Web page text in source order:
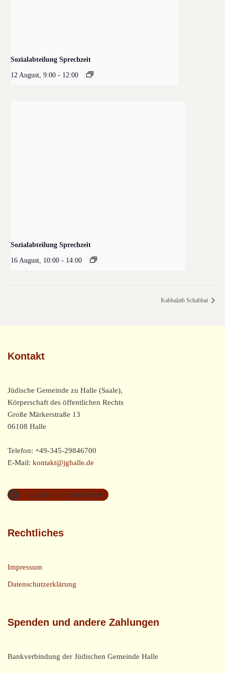
Sozialabteilung Sprechzeit
12 August, 9:00 - 12:00
Sozialabteilung Sprechzeit
16 August, 10:00 - 14:00
Kabbalath Schabbat
Kontakt
Jüdische Gemeinde zu Halle (Saale),
Körperschaft des öffentlichen Rechts
Große Märkerstraße 13
06108 Halle
Telefon: +49-345-29846700
E-Mail: kontakt@jghalle.de
Jüdische Gemeinde Halle
Rechtliches
Impressum
Datenschutzerklärung
Spenden und andere Zahlungen
Bankverbindung der Jüdischen Gemeinde Halle